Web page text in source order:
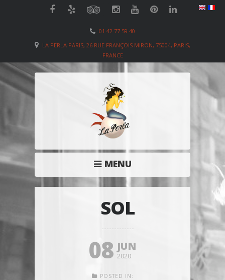
01 42 77 59 40
LA PERLA PARIS, 26 RUE FRANÇOIS MIRON, 75004, PARIS,
FRANCE
MENU
SOL
08 JUN
2020
POSTED IN: